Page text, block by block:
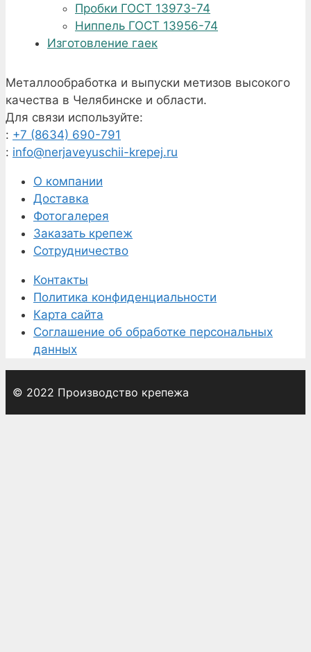
Пробки ГОСТ 13973-74
Ниппель ГОСТ 13956-74
Изготовление гаек
Металлообработка и выпуски метизов высокого
качества в Челябинске и области.
Для связи используйте:
: +7 (8634) 690-791
: info@nerjaveyuschii-krepej.ru
О компании
Доставка
Фотогалерея
Заказать крепеж
Сотрудничество
Контакты
Политика конфиденциальности
Карта сайта
Соглашение об обработке персональных
данных
© 2022 Производство крепежа